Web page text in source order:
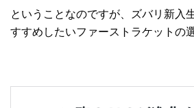
ということなのですが、ズバリ新入
すすめしたいファーストラケットの